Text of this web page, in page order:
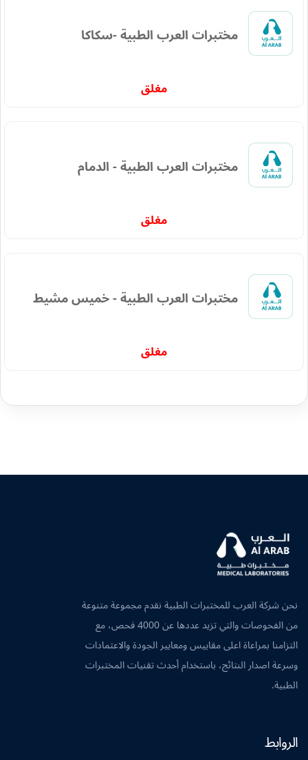
مختبرات العرب الطبية -سكاكا
مغلق
مختبرات العرب الطبية - الدمام
مغلق
مختبرات العرب الطبية - خميس مشيط
مغلق
نحن شركة العرب للمختبرات الطبية نقدم مجموعة متنوعة
من الفحوصات والتي تزيد عددها عن 4000 فحص، مع
التزامنا بمراعاة اعلى مقاييس ومعايير الجودة والاعتمادات
وسرعة اصدار النتائج، باستخدام أحدث تقنيات المختبرات
الطبية.
الروابط